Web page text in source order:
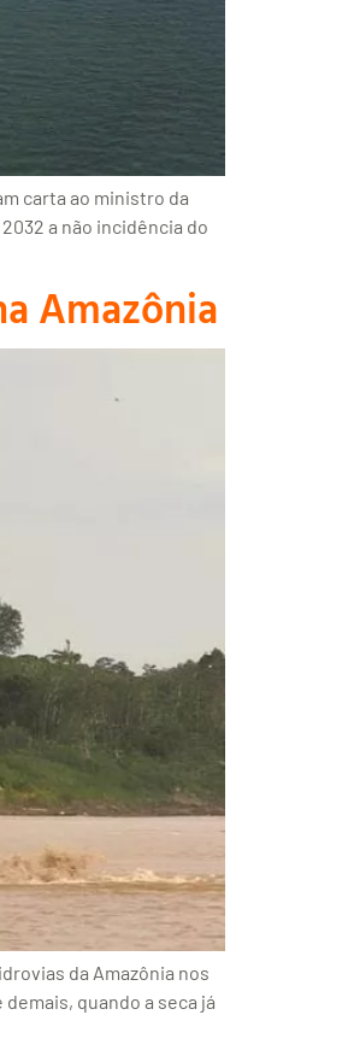
carta ao ministro da
a não incidência do
Amazônia
da Amazônia nos
quando a seca já